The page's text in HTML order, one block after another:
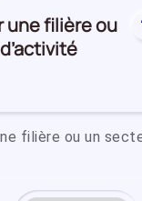
une filière ou